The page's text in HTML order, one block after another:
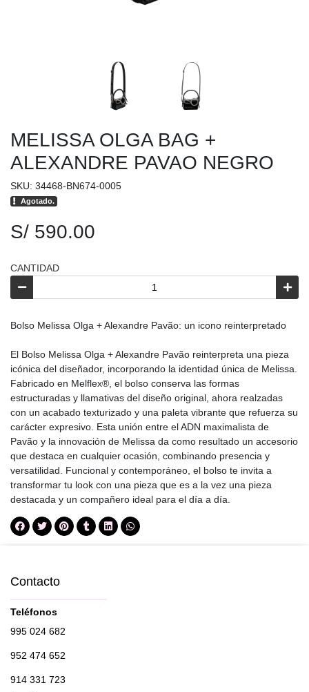
MELISSA OLGA BAG +
ALEXANDRE PAVAO NEGRO
SKU: 34468-BN674-0005
Agotado.
S/ 590.00
CANTIDAD
Bolso Melissa Olga + Alexandre Pavão: un icono reinterpretado
El Bolso Melissa Olga + Alexandre Pavão reinterpreta una pieza
icónica del diseñador, incorporando la identidad única de Melissa.
Fabricado en Melflex®, el bolso conserva las formas
estructuradas y llamativas del diseño original, ahora realzadas
con un acabado texturizado y una paleta vibrante que refuerza su
carácter expresivo. Esta unión entre el ADN maximalista de
Pavão y la innovación de Melissa da como resultado un accesorio
que destaca en cualquier ocasión, combinando presencia y
versatilidad. Funcional y contemporáneo, el bolso te invita a
transformar tu look con una pieza que es a la vez una pieza
destacada y un compañero ideal para el día a día.
Contacto
Teléfonos
995 024 682
952 474 652
914 331 723